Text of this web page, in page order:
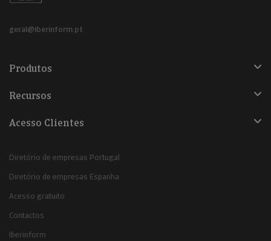
geral@iberinform.pt
Produtos
Recursos
Acesso Clientes
Diretório de empresas Portugal
Diretório de empresas Espanha
Acesso gratuito
Contactos
Iberinform